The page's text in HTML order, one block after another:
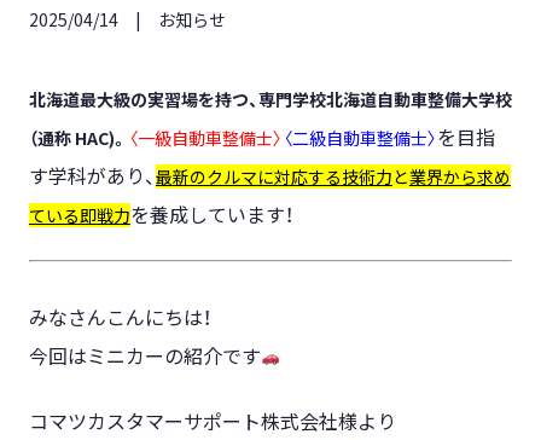
2025/04/14 お知らせ
北海道最大級の実習場を持つ、専門学校北海道自動車整備大学校
（通称 HAC)。 〈一級自動車整備士〉 〈二級自動車整備士〉を目指
す学科があり、 最新のクルマに対応する技術力と業界から求め
ている即戦力を養成しています！
みなさんこんにちは！
今回はミニカーの紹介です
コマツカスタマーサポート株式会社様より